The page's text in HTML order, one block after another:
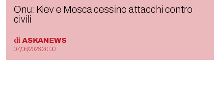
Onu: Kiev e Mosca cessino attacchi contro
civili
di ASKANEWS
07/08/2026 20:00